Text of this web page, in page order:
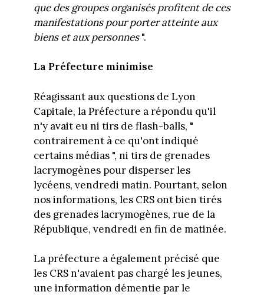
que des groupes organisés profitent de ces
manifestations pour porter atteinte aux
biens et aux personnes".
La Préfecture minimise
Réagissant aux questions de Lyon
Capitale, la Préfecture a répondu qu'il
n'y avait eu ni tirs de flash-balls, "
contrairement à ce qu'ont indiqué
certains médias ", ni tirs de grenades
lacrymogènes pour disperser les
lycéens, vendredi matin. Pourtant, selon
nos informations, les CRS ont bien tirés
des grenades lacrymogènes, rue de la
République, vendredi en fin de matinée.
La préfecture a également précisé que
les CRS n'avaient pas chargé les jeunes,
une information démentie par le